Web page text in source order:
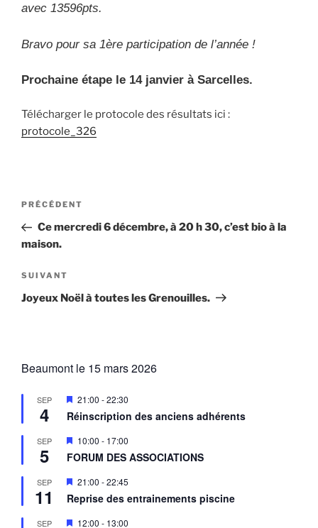
avec 13596pts.
Bravo pour sa 1ère participation de l’année !
Prochaine étape le 14 janvier à Sarcelles.
Télécharger le protocole des résultats ici :
protocole_326
Navigation
l’article
Article
précédent
PRÉCÉDENT
Ce mercredi 6 décembre, à 20 h 30, c’est bio à la
maison.
Article
suivant
SUIVANT
Joyeux Noël à toutes les Grenouilles.
Beaumont le 15 mars 2026
SEP
4
M
i
s
n
a
a
n
t
21:00 -22:30
Réinscription des anciens adhérents
SEP
5
M
i
s
n
a
v
a
10:00 - 17:00
FORUM DES ASSOCIATIONS
SEP
11
M
s
21:00 -22:45
Reprise des entrainements piscine
SEP
M
12:00 - 13:00